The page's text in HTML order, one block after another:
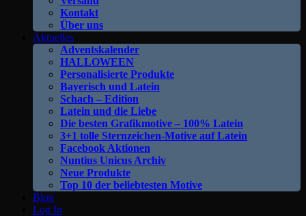
Kontakt
Über uns
Aktuelles
Adventskalender
HALLOWEEN
Personalisierte Produkte
Bayerisch und Latein
Schach – Edition
Latein und die Liebe
Die besten Grafikmotive – 100% Latein
3+1 tolle Sternzeichen-Motive auf Latein
Facebook Aktionen
Nuntius Unicus Archiv
Neue Produkte
Top 10 der beliebtesten Motive
Blog
Log In